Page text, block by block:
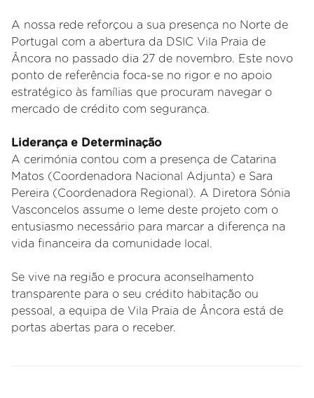
A nossa rede reforçou a sua presença no Norte de
Portugal com a abertura da DSIC Vila Praia de
Âncora no passado dia 27 de novembro. Este novo
ponto de referência foca-se no rigor e no apoio
estratégico às famílias que procuram navegar o
mercado de crédito com segurança.
Liderança e Determinação
A cerimónia contou com a presença de Catarina
Matos (Coordenadora Nacional Adjunta) e Sara
Pereira (Coordenadora Regional). A Diretora Sónia
Vasconcelos assume o leme deste projeto com o
entusiasmo necessário para marcar a diferença na
vida financeira da comunidade local.
Se vive na região e procura aconselhamento
transparente para o seu crédito habitação ou
pessoal, a equipa de Vila Praia de Âncora está de
portas abertas para o receber.